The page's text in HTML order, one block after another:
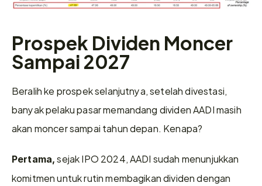
Prospek Dividen Moncer
Sampai 2027
Beralih ke prospek selanjutnya, setelah divestasi,
banyak pelaku pasar memandang dividen AADI masih
akan moncer sampai tahun depan. Kenapa?
Pertama, sejak IPO 2024, AADI sudah menunjukkan
komitmen untuk rutin membagikan dividen dengan